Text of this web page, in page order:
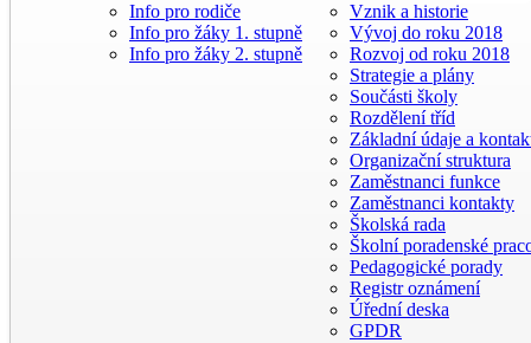
Info pro rodiče
Info pro žáky 1. stupně
Info pro žáky 2. stupně
Vznik a historie
Vývoj do roku 2018
Rozvoj od roku 2018
Strategie a plány
Součásti školy
Rozdělení tříd
Základní údaje a
Organizační struktura
Zaměstnanci funkce
Zaměstnanci kontakty
Školská rada
Školní poradenské
Pedagogické porady
Registr oznámení
Úřední deska
GPDR